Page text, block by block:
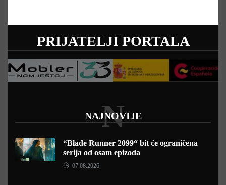
PRIJATELJI PORTALA
NAJNOVIJE
N
“Blade Runner 2099“ bit će ograničena
serija od osam epizoda
07.08.2026.